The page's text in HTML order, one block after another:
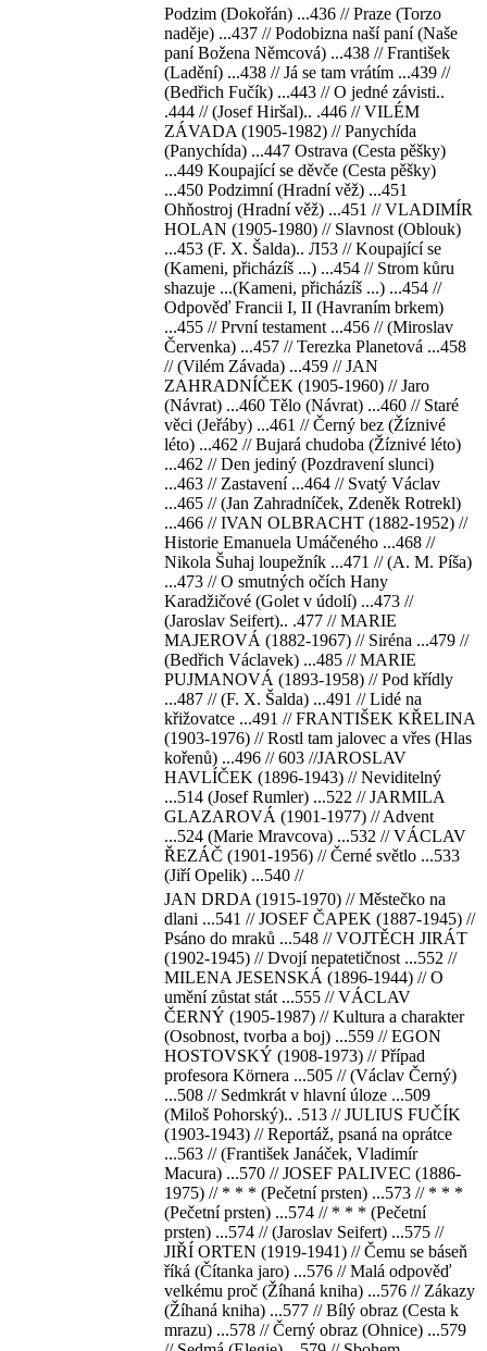
Podzim (Dokořán) ...436 // Praze (Torzo
naděje) ...437 // Podobizna naší paní (Naše
paní Božena Němcová) ...438 // František
(Ladění) ...438 // Já se tam vrátím ...439 //
(Bedřich Fučík) ...443 // O jedné závisti..
.444 // (Josef Hiršal).. .446 // VILÉM
ZÁVADA (1905-1982) // Panychída
(Panychída) ...447 Ostrava (Cesta pěšky)
...449 Koupající se děvče (Cesta pěšky)
...450 Podzimní (Hradní věž) ...451
Ohňostroj (Hradní věž) ...451 // VLADIMÍR
HOLAN (1905-1980) // Slavnost (Oblouk)
...453 (F. X. Šalda).. Л53 // Koupající se
(Kameni, přicházíš ...) ...454 // Strom kůru
shazuje ...(Kameni, přicházíš ...) ...454 //
Odpověď Francii I, II (Havraním brkem)
...455 // První testament ...456 // (Miroslav
Červenka) ...457 // Terezka Planetová ...458
// (Vilém Závada) ...459 // JAN
ZAHRADNÍČEK (1905-1960) // Jaro
(Návrat) ...460 Tělo (Návrat) ...460 // Staré
věci (Jeřáby) ...461 // Černý bez (Žíznivé
léto) ...462 // Bujará chudoba (Žíznivé léto)
...462 // Den jediný (Pozdravení slunci)
...463 // Zastavení ...464 // Svatý Václav
...465 // (Jan Zahradníček, Zdeněk Rotrekl)
...466 // IVAN OLBRACHT (1882-1952) //
Historie Emanuela Umáčeného ...468 //
Nikola Šuhaj loupežník ...471 // (A. M. Píša)
...473 // O smutných očích Hany
Karadžičové (Golet v údolí) ...473 //
(Jaroslav Seifert).. .477 // MARIE
MAJEROVÁ (1882-1967) // Siréna ...479 //
(Bedřich Václavek) ...485 // MARIE
PUJMANOVÁ (1893-1958) // Pod křídly
...487 // (F. X. Šalda) ...491 // Lidé na
křižovatce ...491 // FRANTIŠEK KŘELINA
(1903-1976) // Rostl tam jalovec a vřes (Hlas
kořenů) ...496 // 603 //JAROSLAV
HAVLÍČEK (1896-1943) // Neviditelný
...514 (Josef Rumler) ...522 // JARMILA
GLAZAROVÁ (1901-1977) // Advent
...524 (Marie Mravcova) ...532 // VÁCLAV
ŘEZÁČ (1901-1956) // Černé světlo ...533
(Jiří Opelik) ...540 //
JAN DRDA (1915-1970) // Městečko na
dlani ...541 // JOSEF ČAPEK (1887-1945) //
Psáno do mraků ...548 // VOJTĚCH JIRÁT
(1902-1945) // Dvojí nepatetičnost ...552 //
MILENA JESENSKÁ (1896-1944) // O
umění zůstat stát ...555 // VÁCLAV
ČERNÝ (1905-1987) // Kultura a charakter
(Osobnost, tvorba a boj) ...559 // EGON
HOSTOVSKÝ (1908-1973) // Případ
profesora Körnera ...505 // (Václav Černý)
...508 // Sedmkrát v hlavní úloze ...509
(Miloš Pohorský).. .513 // JULIUS FUČÍK
(1903-1943) // Reportáž, psaná na oprátce
...563 // (František Janáček, Vladimír
Macura) ...570 // JOSEF PALIVEC (1886-
1975) // * * * (Pečetní prsten) ...573 // * * *
(Pečetní prsten) ...574 // * * * (Pečetní
prsten) ...574 // (Jaroslav Seifert) ...575 //
JIŘÍ ORTEN (1919-1941) // Čemu se báseň
říká (Čítanka jaro) ...576 // Malá odpověď
velkému proč (Žíhaná kniha) ...576 // Zákazy
(Žíhaná kniha) ...577 // Bílý obraz (Cesta k
mrazu) ...578 // Černý obraz (Ohnice) ...579